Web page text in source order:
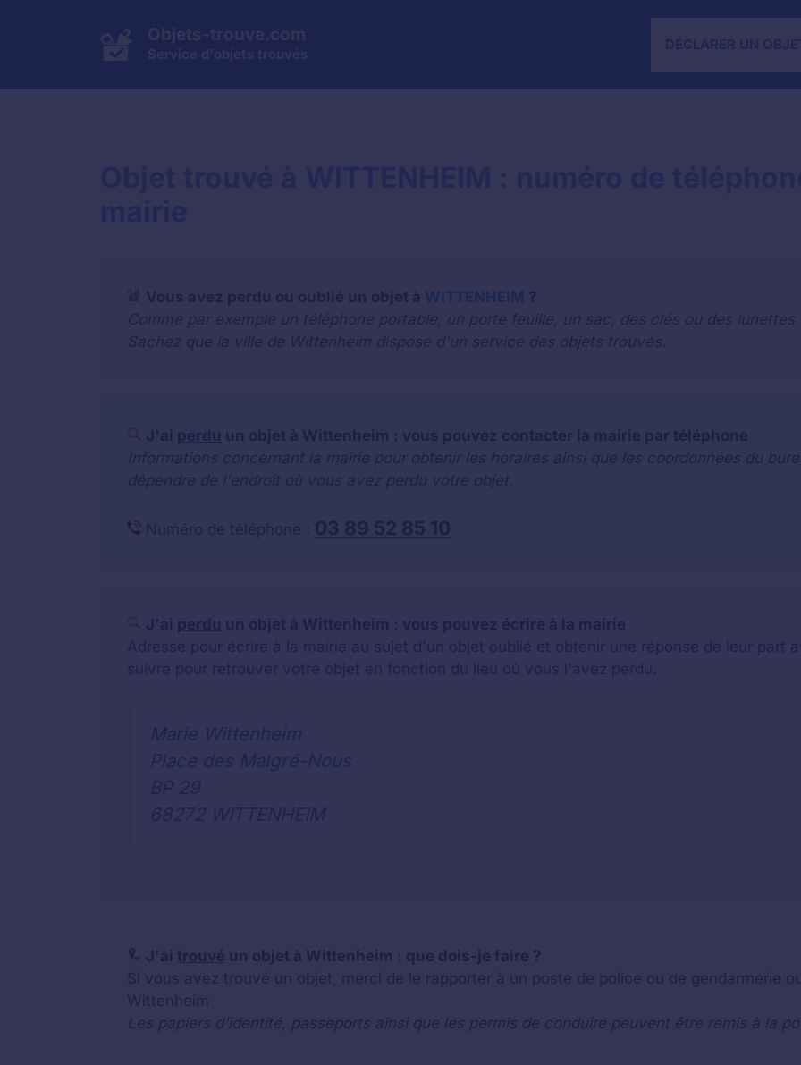
Objets-trouve.com
Service d'objets trouvés
DÉCLARER UN
Vous avez perdu ou oublié un objet à WITTENHEIM ?
Comme par exemple un téléphone portable, un porte feuille, un sac, des clés ou des lunettes
Sachez que la ville de Wittenheim dispose d'un service des objets trouvés.
J'ai trouvé un objet à Wittenheim : que dois-je faire ?
Si vous avez trouvé un objet, merci de le rapporter à un poste de police ou de gendarmerie
Wittenheim
Les papiers d'identité, passeports ainsi que les permis de conduire peuvent être remis à la